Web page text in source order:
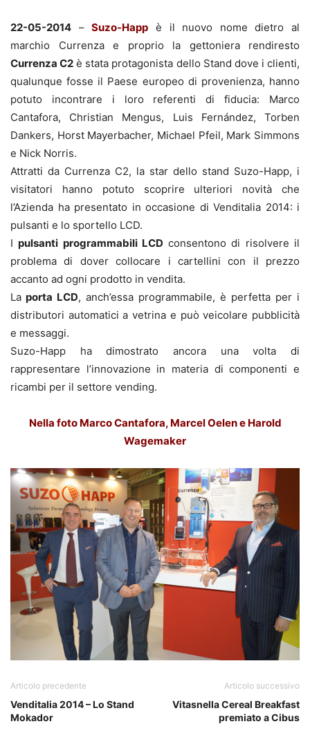
22-05-2014 –Suzo-Happ è il nuovo nome dietro al
marchio Currenza e proprio la gettoniera rendiresto
Currenza C2 è stata protagonista dello Stand dove i clienti,
qualunque fosse il Paese europeo di provenienza, hanno
potuto incontrare i loro referenti di fiducia: Marco
Cantafora, Christian Mengus, Luis Fernández, Torben
Dankers, Horst Mayerbacher, Michael Pfeil, Mark Simmons
e Nick Norris.
Attratti da Currenza C2, la star dello stand Suzo-Happ, i
visitatori hanno potuto scoprire ulteriori novità che
l’Azienda ha presentato in occasione di Venditalia 2014: i
pulsanti e lo sportello LCD.
Ipulsanti programmabili LCD consentono di risolvere il
problema di dover collocare i cartellini con il prezzo
accanto ad ogni prodotto in vendita.
La porta LCD, anch’essa programmabile, è perfetta per i
distributori automatici a vetrina e può veicolare pubblicità
e messaggi.
Suzo-Happ ha dimostrato ancora una volta di
rappresentare l’innovazione in materia di componenti e
ricambi per il settore vending.
Nella foto Marco Cantafora, Marcel Oelen e Harold
Wagemaker
Articolo precedente
Venditalia 2014 – Lo Stand
Mokador
Articolo successivo
Vitasnella Cereal Breakfast
premiato a Cibus